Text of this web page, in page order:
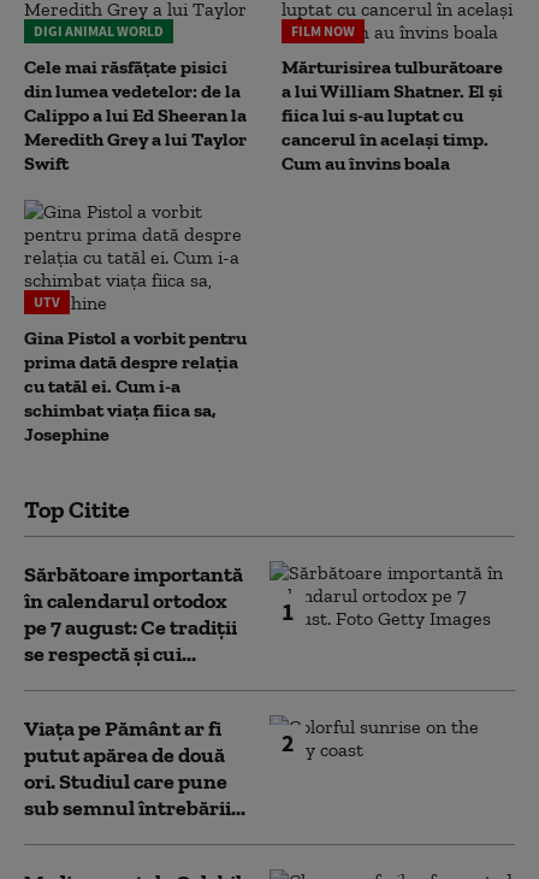
DIGI ANIMAL WORLD
Cele mai răsfățate pisici
din lumea vedetelor: de la
Calippo a lui Ed Sheeran la
Meredith Grey a lui Taylor
Swift
FILM NOW
Mărturisirea tulburătoare
a lui William Shatner. El și
fiica lui s-au luptat cu
cancerul în același timp.
Cum au învins boala
UTV
Gina Pistol a vorbit pentru
prima dată despre relația
cu tatăl ei. Cum i-a
schimbat viața fiica sa,
Josephine
Top Citite
1
Sărbătoare importantă
în calendarul ortodox
pe 7 august: Ce tradiții
se respectă și cui...
2
Viața pe Pământ ar fi
putut apărea de două
ori. Studiul care pune
sub semnul întrebării...